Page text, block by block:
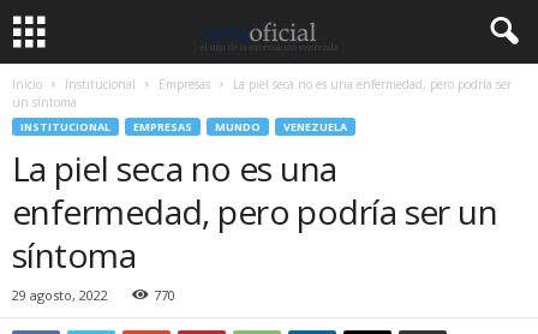
Inicio Institucional Empresas
La piel seca no es una enfermedad, pero podría ser
un síntoma
INSTITUCIONAL EMPRESAS MUNDO VENEZUELA
La piel seca no es una
enfermedad, pero podría ser un
síntoma
29 agosto, 2022 770